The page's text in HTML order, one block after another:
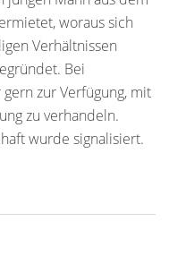
woraus sich
Verhältnissen
Bei
zur Verfügung, mit
zu verhandeln.
wurde signalisiert.